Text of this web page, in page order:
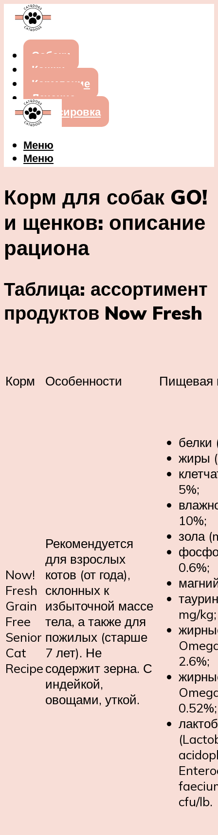
Собаки
Кошки
Кормление
Лечение
Дрессировка
Меню
Меню
Корм для собак GO!
и щенков: описание
рациона
Таблица: ассортимент
продуктов Now Fresh
Корм Особенности Пищевая
Now!
Fresh
Grain
Free
Senior
Cat
Recipe
Рекомендуется
для взрослых
котов (от года),
склонных к
избыточной массе
тела, а также для
пожилых (старше
7 лет). Не
содержит зерна. С
индейкой,
овощами, уткой.
белки
жиры
5%;
10%;
зола
0.6%;
mg/kg;
2.6%;
0.52%;
cfu/lb.